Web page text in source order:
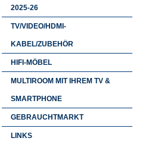
2025-26
TV/VIDEO/HDMI-
KABEL/ZUBEHÖR
HIFI-MÖBEL
MULTIROOM MIT IHREM TV &
SMARTPHONE
GEBRAUCHTMARKT
LINKS